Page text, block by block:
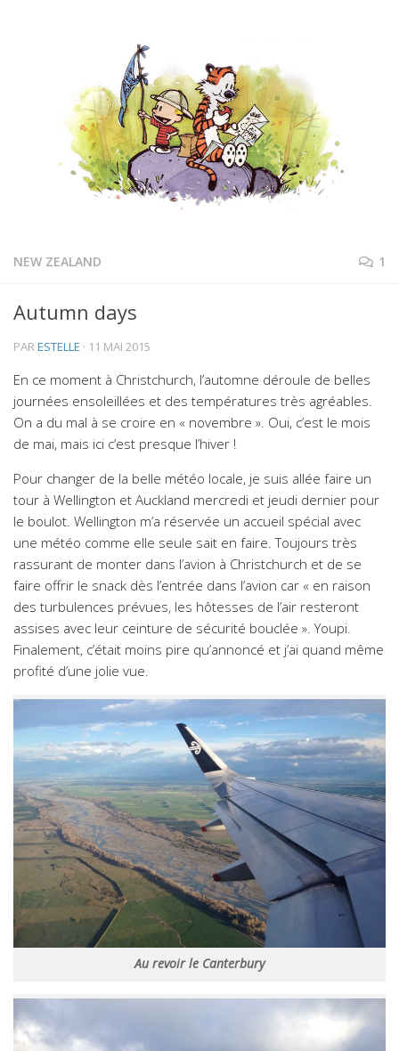
NEW ZEALAND 1
Autumn days
PARESTELLE · 11 MAI 2015
En ce moment à Christchurch, l’automne déroule de belles
journées ensoleillées et des températures très agréables.
On a du mal à se croire en « novembre ». Oui, c’est le mois
de mai, mais ici c’est presque l’hiver !
Pour changer de la belle météo locale, je suis allée faire un
tour à Wellington et Auckland mercredi et jeudi dernier pour
le boulot. Wellington m’a réservée un accueil spécial avec
une météo comme elle seule sait en faire. Toujours très
rassurant de monter dans l’avion à Christchurch et de se
faire offrir le snack dès l’entrée dans l’avion car « en raison
des turbulences prévues, les hôtesses de l’air resteront
assises avec leur ceinture de sécurité bouclée ». Youpi.
Finalement, c’était moins pire qu’annoncé et j’ai quand même
profité d’une jolie vue.
Au revoir le Canterbury